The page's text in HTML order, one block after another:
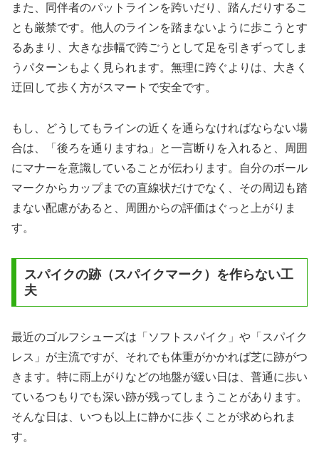
また、同伴者のパットラインを跨いだり、踏んだりするこ
とも厳禁です。他人のラインを踏まないように歩こうとす
るあまり、大きな歩幅で跨ごうとして足を引きずってしま
うパターンもよく見られます。無理に跨ぐよりは、大きく
迂回して歩く方がスマートで安全です。
もし、どうしてもラインの近くを通らなければならない場
合は、「後ろを通りますね」と一言断りを入れると、周囲
にマナーを意識していることが伝わります。自分のボール
マークからカップまでの直線状だけでなく、その周辺も踏
まない配慮があると、周囲からの評価はぐっと上がりま
す。
スパイクの跡（スパイクマーク）を作らない工
夫
最近のゴルフシューズは「ソフトスパイク」や「スパイク
レス」が主流ですが、それでも体重がかかれば芝に跡がつ
きます。特に雨上がりなどの地盤が緩い日は、普通に歩い
ているつもりでも深い跡が残ってしまうことがあります。
そんな日は、いつも以上に静かに歩くことが求められま
す。